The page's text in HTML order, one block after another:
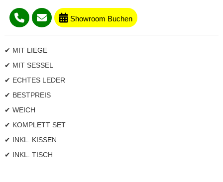
Showroom Buchen
✔ MIT LIEGE
✔ MIT SESSEL
✔ ECHTES LEDER
✔ BESTPREIS
✔ WEICH
✔ KOMPLETT SET
✔ INKL. KISSEN
✔ INKL. TISCH